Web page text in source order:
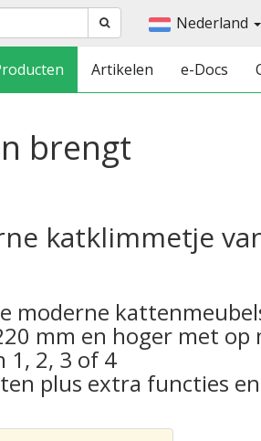
Nederland
Artikelen e-Docs
brengt
katklimmetje
moderne
mm en hoger met op
1, 2, 3 of 4
plus extra functies en